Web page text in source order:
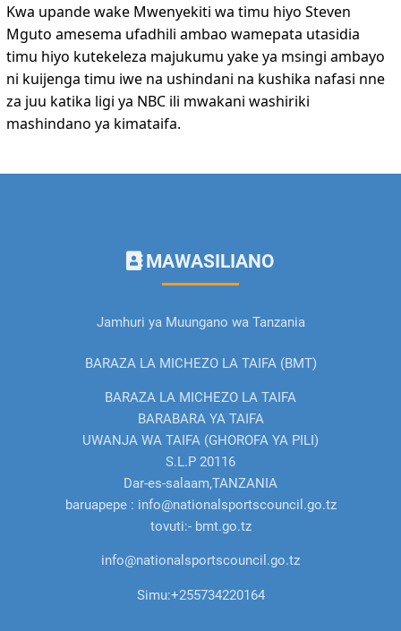
Kwa upande wake Mwenyekiti wa timu hiyo Steven
Mguto amesema ufadhili ambao wamepata utasidia
timu hiyo kutekeleza majukumu yake ya msingi ambayo
ni kuijenga timu iwe na ushindani na kushika nafasi nne
za juu katika ligi ya NBC ili mwakani washiriki
mashindano ya kimataifa.
MAWASILIANO
Jamhuri ya Muungano wa Tanzania
BARAZA LA MICHEZO LA TAIFA (BMT)
BARAZA LA MICHEZO LA TAIFA
BARABARA YA TAIFA
UWANJA WA TAIFA (GHOROFA YA PILI)
S.L.P 20116
Dar-es-salaam,TANZANIA
baruapepe : info@nationalsportscouncil.go.tz
tovuti:- bmt.go.tz
info@nationalsportscouncil.go.tz
Simu:+255734220164